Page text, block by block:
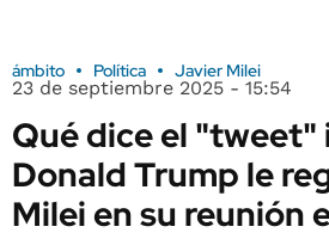
ámbito Política Javier Milei
23 de septiembre 2025 - 15:54
Qué dice el "tweet"
Donald Trump le
Milei en su reunión